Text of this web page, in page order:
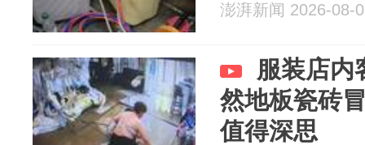
澎湃新闻 2026-08-
服装店内
然地板瓷砖
值得深思